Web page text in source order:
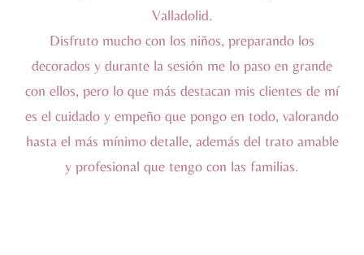
Valladolid.
Disfruto mucho con los niños, preparando los
decorados y durante la sesión me lo paso en grande
con ellos, pero lo que más destacan mis clientes de mí
es el cuidado y empeño que pongo en todo, valorando
hasta el más mínimo detalle, además del trato amable
y profesional que tengo con las familias.